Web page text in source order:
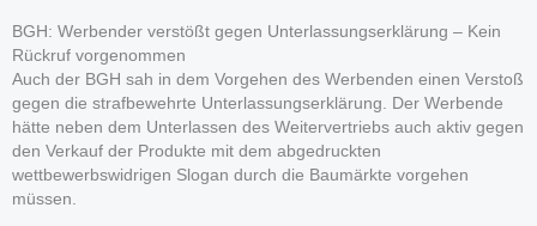
BGH: Werbender verstößt gegen Unterlassungserklärung – Kein
Rückruf vorgenommen
Auch der BGH sah in dem Vorgehen des Werbenden einen Verstoß
gegen die strafbewehrte Unterlassungserklärung. Der Werbende
hätte neben dem Unterlassen des Weitervertriebs auch aktiv gegen
den Verkauf der Produkte mit dem abgedruckten
wettbewerbswidrigen Slogan durch die Baumärkte vorgehen
müssen.